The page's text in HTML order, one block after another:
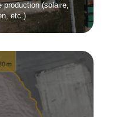
production (solaire,
etc.)